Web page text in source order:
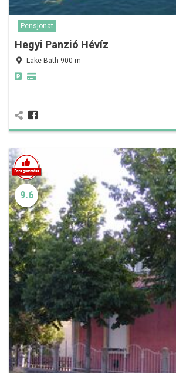
Pensjonat
Hegyi Panzió Hévíz
Lake Bath 900 m
9.6